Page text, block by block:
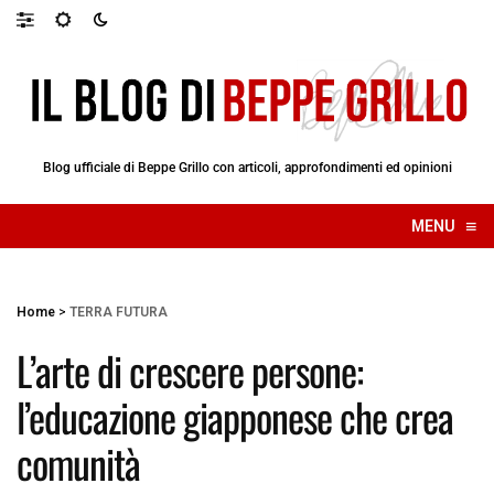
Blog ufficiale di Beppe Grillo con articoli, approfondimenti ed opinioni
MENU ≡
☰
Home > TERRA FUTURA
L’arte di crescere persone:
l’educazione giapponese che crea
comunità